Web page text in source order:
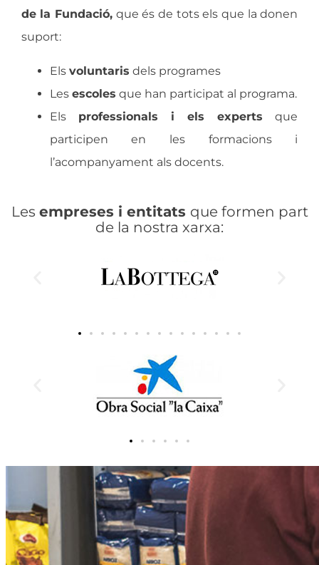
de la Fundació,que és de tots els que la donen
suport:
Els voluntaris dels programes
Les escoles que han participat al programa.
Els professionals i els experts que
participen en les formacions i
l’acompanyament als docents.
Les empreses i entitats que formen part
de la nostra xarxa: